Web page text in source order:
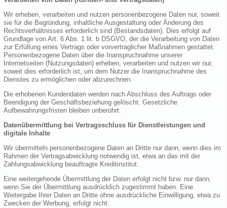
Wir erheben, verarbeiten und nutzen personenbezogene Daten nur, soweit
sie für die Begründung, inhaltliche Ausgestaltung oder Änderung des
Rechtsverhältnisses erforderlich sind (Bestandsdaten). Dies erfolgt auf
Grundlage von Art. 6 Abs. 1 lit. b DSGVO, der die Verarbeitung von Daten
zur Erfüllung eines Vertrags oder vorvertraglicher Maßnahmen gestattet.
Personenbezogene Daten über die Inanspruchnahme unserer
Internetseiten (Nutzungsdaten) erheben, verarbeiten und nutzen wir nur,
soweit dies erforderlich ist, um dem Nutzer die Inanspruchnahme des
Dienstes zu ermöglichen oder abzurechnen.
Die erhobenen Kundendaten werden nach Abschluss des Auftrags oder
Beendigung der Geschäftsbeziehung gelöscht. Gesetzliche
Aufbewahrungsfristen bleiben unberührt.
Datenübermittlung bei Vertragsschluss für Dienstleistungen und
digitale Inhalte
Wir übermitteln personenbezogene Daten an Dritte nur dann, wenn dies im
Rahmen der Vertragsabwicklung notwendig ist, etwa an das mit der
Zahlungsabwicklung beauftragte Kreditinstitut.
Eine weitergehende Übermittlung der Daten erfolgt nicht bzw. nur dann,
wenn Sie der Übermittlung ausdrücklich zugestimmt haben. Eine
Weitergabe Ihrer Daten an Dritte ohne ausdrückliche Einwilligung, etwa zu
Zwecken der Werbung, erfolgt nicht.